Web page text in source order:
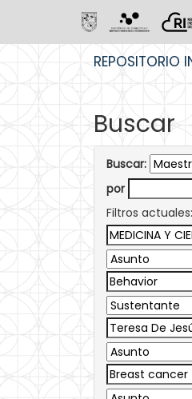
REPOSITORIO
Buscar
Buscar:
por
Filtros actuales: